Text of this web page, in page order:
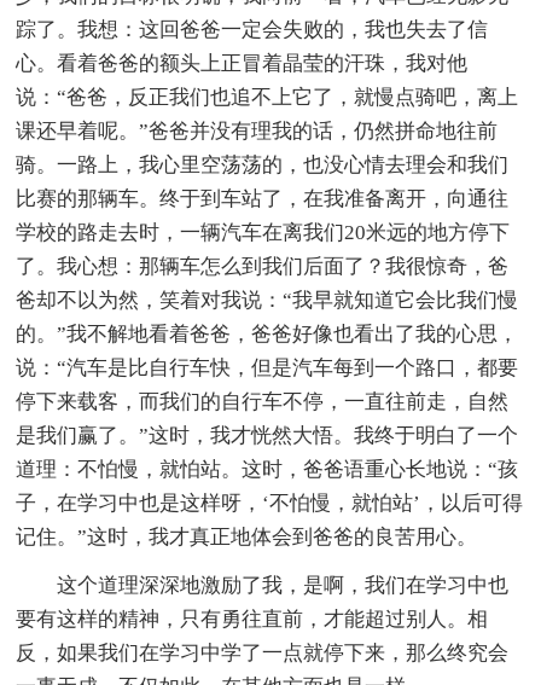
踪了。我想：这回爸爸一定会失败的，我也失去了信
心。看着爸爸的额头上正冒着晶莹的汗珠，我对他
说：“爸爸，反正我们也追不上它了，就慢点骑吧，离上
课还早着呢。”爸爸并没有理我的话，仍然拼命地往前
骑。一路上，我心里空荡荡的，也没心情去理会和我们
比赛的那辆车。终于到车站了，在我准备离开，向通往
学校的路走去时，一辆汽车在离我们20米远的地方停下
了。我心想：那辆车怎么到我们后面了？我很惊奇，爸
爸却不以为然，笑着对我说：“我早就知道它会比我们慢
的。”我不解地看着爸爸，爸爸好像也看出了我的心思，
说：“汽车是比自行车快，但是汽车每到一个路口，都要
停下来载客，而我们的自行车不停，一直往前走，自然
是我们赢了。”这时，我才恍然大悟。我终于明白了一个
道理：不怕慢，就怕站。这时，爸爸语重心长地说：“孩
子，在学习中也是这样呀，‘不怕慢，就怕站’，以后可得
记住。”这时，我才真正地体会到爸爸的良苦用心。
这个道理深深地激励了我，是啊，我们在学习中也
要有这样的精神，只有勇往直前，才能超过别人。相
反，如果我们在学习中学了一点就停下来，那么终究会